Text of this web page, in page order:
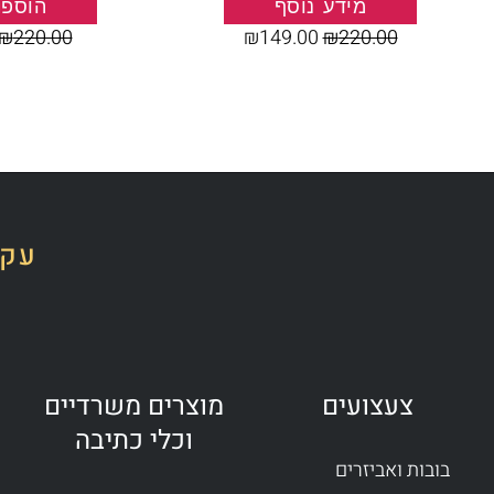
מידע נוסף
₪220.00
₪149.00
220.00
צעצועים
בובות ואביזרים
מוצרים משרדיים
וכלי כתיבה